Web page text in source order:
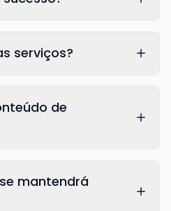
serviços?
de
mantendrá